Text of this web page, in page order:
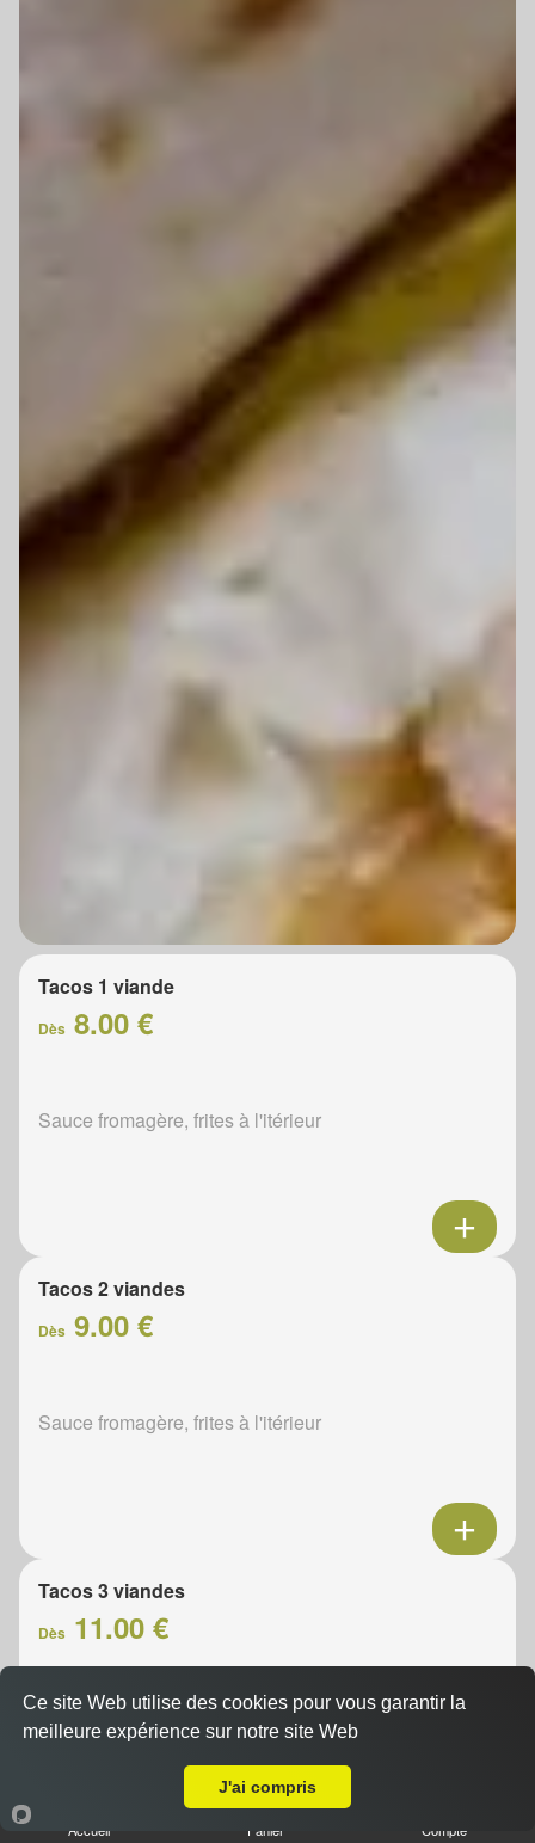
Tacos 1 viande
Dès 8.00 €
Sauce fromagère, frites à l'itérieur
Tacos 2 viandes
Dès 9.00 €
Sauce fromagère, frites à l'itérieur
Tacos 3 viandes
Dès 11.00 €
Sauce fromagère, frites à l'itérieur
Accueil Panier Compte
Ce site Web utilise des cookies pour vous garantir la
meilleure expérience sur notre site Web
J'ai compris